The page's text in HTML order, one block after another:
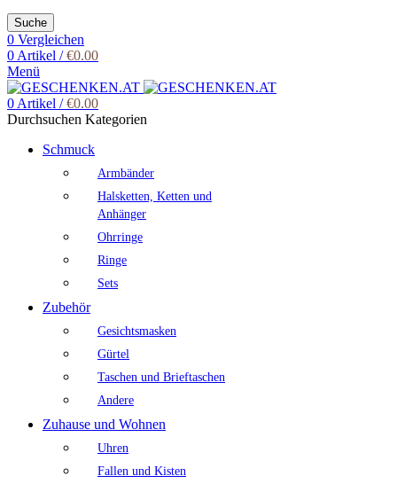
Suche
0 Vergleichen
0Artikel / €0.00
Menü
0Artikel / €0.00
Durchsuchen Kategorien
Schmuck
Armbänder
Halsketten, Ketten und
Anhänger
Ohrringe
Ringe
Sets
Zubehör
Gesichtsmasken
Gürtel
Taschen und Brieftaschen
Andere
Zuhause und Wohnen
Uhren
Fallen und Kisten